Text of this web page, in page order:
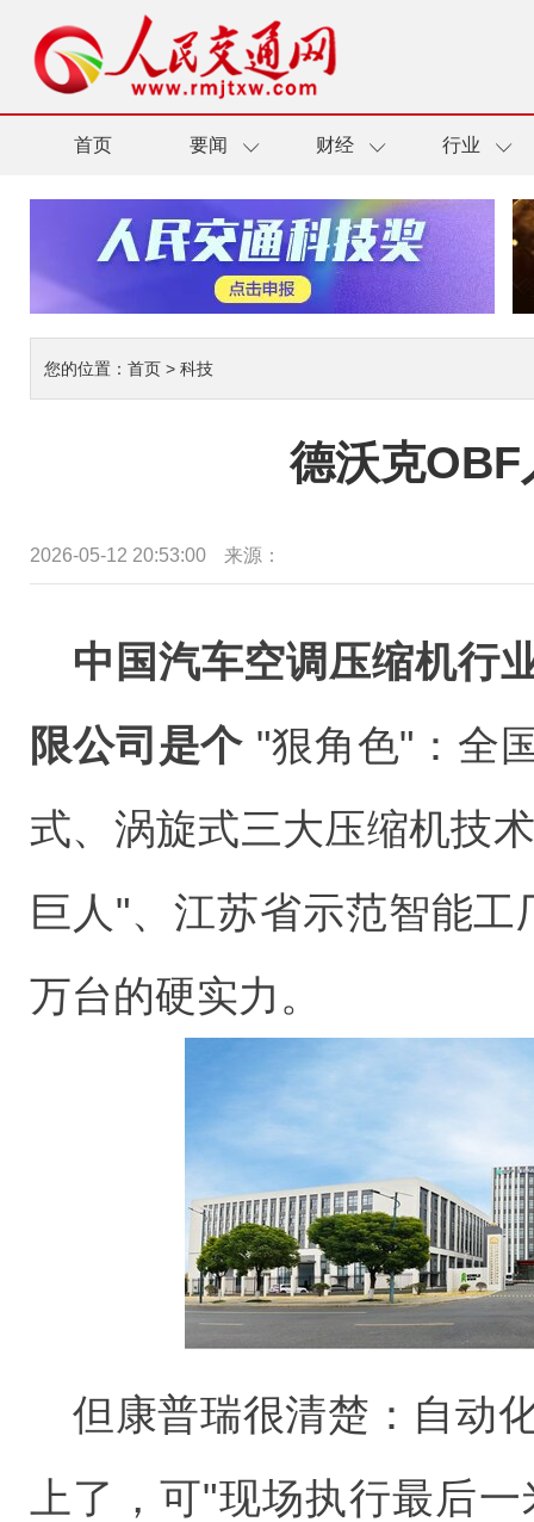
首页 要闻 财经 行业
您的位置： 首页 > 科技
德沃克OBF
2026-05-12 20:53:00 来源：
中国汽车空调压缩机行
限公司是个 "狠角色"：全
式、涡旋式三大压缩机技
巨人"、江苏省示范智能
万台的硬实力。
但康普瑞很清楚：自动
上了，可"现场执行最后